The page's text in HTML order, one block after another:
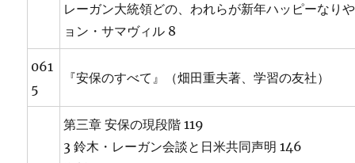
レーガン大統領どの、われらが新年ハッピーなり
ョン・サマヴィル 8
061
5
『安保のすべて』（畑田重夫著、学習の友社）
第三章 安保の現段階 119
3 鈴木・レーガン会談と日米共同声明 146